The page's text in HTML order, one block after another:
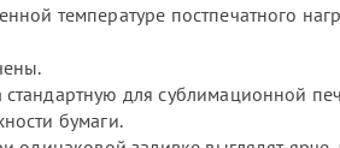
температуре постпечатного
для сублимационной
бумаги.